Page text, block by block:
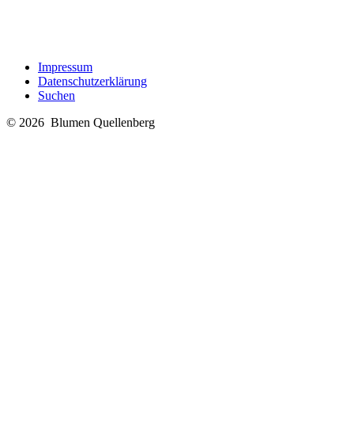
Impressum
Datenschutzerklärung
Suchen
© 2026 Blumen Quellenberg